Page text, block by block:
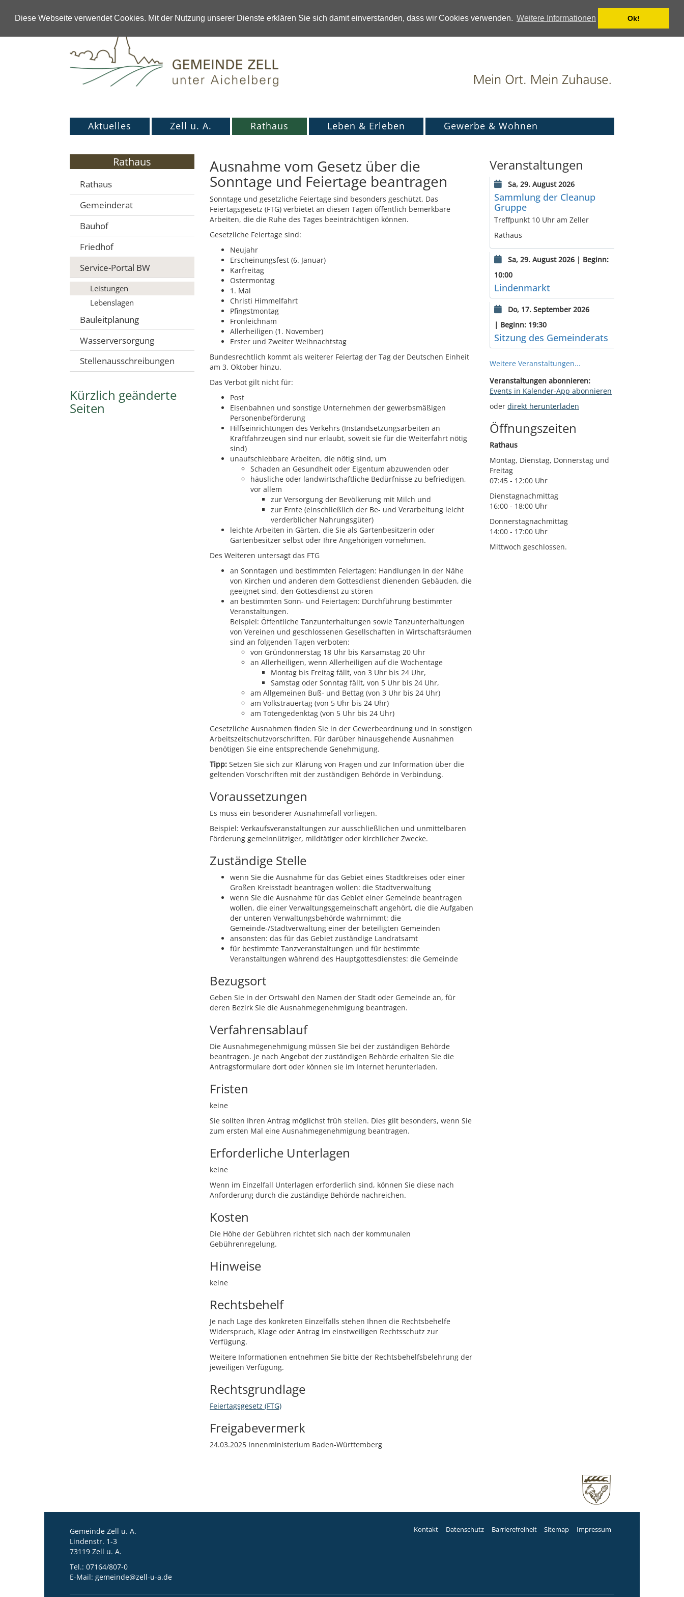
Diese Webseite verwendet Cookies. Mit der Nutzung unserer Dienste erklären Sie sich damit einverstanden, dass wir Cookies verwenden. Weitere Informationen Ok!
Aktuelles Zell u. A. Rathaus Leben & Erleben Gewerbe & Wohnen
Ausnahme vom Gesetz über die
Sonntage und Feiertage beantragen
Sonntage und gesetzliche Feiertage sind besonders geschützt. Das
Feiertagsgesetz (FTG) verbietet an diesen Tagen öffentlich bemerkbare
Arbeiten, die die Ruhe des Tages beeinträchtigen können.
Gesetzliche Feiertage sind:
Neujahr
Erscheinungsfest (6. Januar)
Karfreitag
Ostermontag
1. Mai
Christi Himmelfahrt
Pfingstmontag
Fronleichnam
Allerheiligen (1. November)
Erster und Zweiter Weihnachtstag
Bundesrechtlich kommt als weiterer Feiertag der Tag der Deutschen Einheit
am 3. Oktober hinzu.
Das Verbot gilt nicht für:
Post
Eisenbahnen und sonstige Unternehmen der gewerbsmäßigen
Personenbeförderung
Hilfseinrichtungen des Verkehrs (Instandsetzungsarbeiten an
Kraftfahrzeugen sind nur erlaubt, soweit sie für die Weiterfahrt nötig
sind)
unaufschiebbare Arbeiten, die nötig sind, um
Schaden an Gesundheit oder Eigentum abzuwenden oder
häusliche oder landwirtschaftliche Bedürfnisse zu befriedigen,
vor allem
zur Versorgung der Bevölkerung mit Milch und
zur Ernte (einschließlich der Be- und Verarbeitung leicht
verderblicher Nahrungsgüter)
leichte Arbeiten in Gärten, die Sie als Gartenbesitzerin oder
Gartenbesitzer selbst oder Ihre Angehörigen vornehmen.
Des Weiteren untersagt das FTG
an Sonntagen und bestimmten Feiertagen: Handlungen in der Nähe
von Kirchen und anderen dem Gottesdienst dienenden Gebäuden, die
geeignet sind, den Gottesdienst zu stören
an bestimmten Sonn- und Feiertagen: Durchführung bestimmter
Veranstaltungen.
Beispiel: Öffentliche Tanzunterhaltungen sowie Tanzunterhaltungen
von Vereinen und geschlossenen Gesellschaften in Wirtschaftsräumen
sind an folgenden Tagen verboten:
von Gründonnerstag 18 Uhr bis Karsamstag 20 Uhr
an Allerheiligen, wenn Allerheiligen auf die Wochentage
Montag bis Freitag fällt, von 3 Uhr bis 24 Uhr,
Samstag oder Sonntag fällt, von 5 Uhr bis 24 Uhr,
am Allgemeinen Buß- und Bettag (von 3 Uhr bis 24 Uhr)
am Volkstrauertag (von 5 Uhr bis 24 Uhr)
am Totengedenktag (von 5 Uhr bis 24 Uhr)
Gesetzliche Ausnahmen finden Sie in der Gewerbeordnung und in sonstigen
Arbeitszeitschutzvorschriften. Für darüber hinausgehende Ausnahmen
benötigen Sie eine entsprechende Genehmigung.
Tipp: Setzen Sie sich zur Klärung von Fragen und zur Information über die
geltenden Vorschriften mit der zuständigen Behörde in Verbindung.
Voraussetzungen
Es muss ein besonderer Ausnahmefall vorliegen.
Beispiel: Verkaufsveranstaltungen zur ausschließlichen und unmittelbaren
Förderung gemeinnütziger, mildtätiger oder kirchlicher Zwecke.
Zuständige Stelle
wenn Sie die Ausnahme für das Gebiet eines Stadtkreises oder einer
Großen Kreisstadt beantragen wollen: die Stadtverwaltung
wenn Sie die Ausnahme für das Gebiet einer Gemeinde beantragen
wollen, die einer Verwaltungsgemeinschaft angehört, die die Aufgaben
der unteren Verwaltungsbehörde wahrnimmt: die
Gemeinde-/Stadtverwaltung einer der beteiligten Gemeinden
ansonsten: das für das Gebiet zuständige Landratsamt
für bestimmte Tanzveranstaltungen und für bestimmte
Veranstaltungen während des Hauptgottesdienstes: die Gemeinde
Bezugsort
Geben Sie in der Ortswahl den Namen der Stadt oder Gemeinde an, für
deren Bezirk Sie die Ausnahmegenehmigung beantragen.
Verfahrensablauf
Die Ausnahmegenehmigung müssen Sie bei der zuständigen Behörde
beantragen. Je nach Angebot der zuständigen Behörde erhalten Sie die
Antragsformulare dort oder können sie im Internet herunterladen.
Fristen
keine
Sie sollten Ihren Antrag möglichst früh stellen. Dies gilt besonders, wenn Sie
zum ersten Mal eine Ausnahmegenehmigung beantragen.
Erforderliche Unterlagen
keine
Wenn im Einzelfall Unterlagen erforderlich sind, können Sie diese nach
Anforderung durch die zuständige Behörde nachreichen.
Kosten
Die Höhe der Gebühren richtet sich nach der kommunalen
Gebührenregelung.
Hinweise
keine
Rechtsbehelf
Je nach Lage des konkreten Einzelfalls stehen Ihnen die Rechtsbehelfe
Widerspruch, Klage oder Antrag im einstweiligen Rechtsschutz zur
Verfügung.
Weitere Informationen entnehmen Sie bitte der Rechtsbehelfsbelehrung der
jeweiligen Verfügung.
Rechtsgrundlage
Feiertagsgesetz (FTG)
Freigabevermerk
24.03.2025 Innenministerium Baden-Württemberg
Veranstaltungen
Sa, 29. August 2026
Sammlung der Cleanup
Gruppe
Treffpunkt 10 Uhr am Zeller
Rathaus
Sa, 29. August 2026 | Beginn:
10:00
Lindenmarkt
Do, 17. September 2026
| Beginn: 19:30
Sitzung des Gemeinderats
Weitere Veranstaltungen...
Veranstaltungen abonnieren:
Events in Kalender-App abonnieren
oder direkt herunterladen
Öffnungszeiten
Rathaus
Montag, Dienstag, Donnerstag und
Freitag
07:45 - 12:00 Uhr
Dienstagnachmittag
16:00 - 18:00 Uhr
Donnerstagnachmittag
14:00 - 17:00 Uhr
Mittwoch geschlossen.
Rathaus
Rathaus
Gemeinderat
Bauhof
Friedhof
Service-Portal BW
Leistungen
Lebenslagen
Bauleitplanung
Wasserversorgung
Stellenausschreibungen
Kürzlich geänderte
Seiten
Gemeinde Zell u. A.
Lindenstr. 1-3
73119 Zell u. A.
Tel.: 07164/807-0
E-Mail: gemeinde@zell-u-a.de
Kontakt Datenschutz Barrierefreiheit Sitemap Impressum